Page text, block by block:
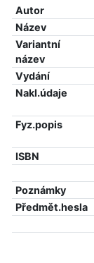
Autor
Název
Variantní
název
Vydání
Nakl.údaje
Fyz.popis
ISBN
Poznámky
Předmět.hesla